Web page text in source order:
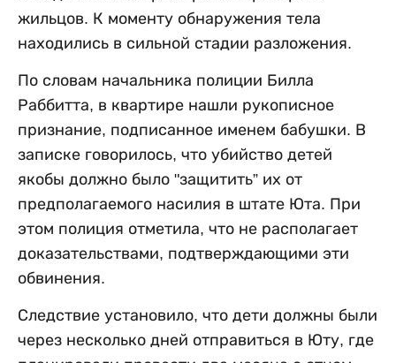
жильцов. К моменту обнаружения тела
находились в сильной стадии разложения.
По словам начальника полиции Билла
Раббитта, в квартире нашли рукописное
признание, подписанное именем бабушки. В
записке говорилось, что убийство детей
якобы должно было "защитить” их от
предполагаемого насилия в штате Юта. При
этом полиция отметила, что не располагает
доказательствами, подтверждающими эти
обвинения.
Следствие установило, что дети должны были
через несколько дней отправиться в Юту, где